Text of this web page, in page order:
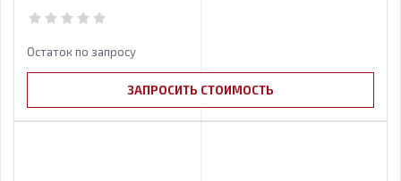
Остаток по запросу
ЗАПРОСИТЬ СТОИМОСТЬ